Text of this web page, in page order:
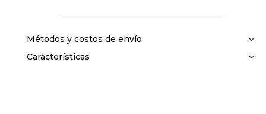
Métodos y costos de envío
Características